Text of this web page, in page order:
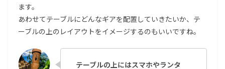
ます。
あわせてテーブルにどんなギアを配置していきたいか、テ
ーブルの上のレイアウトをイメージするのもいいですね。
テーブルの上にはスマホやランタ